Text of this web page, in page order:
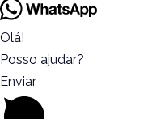
Olá!
Posso ajudar?
Enviar